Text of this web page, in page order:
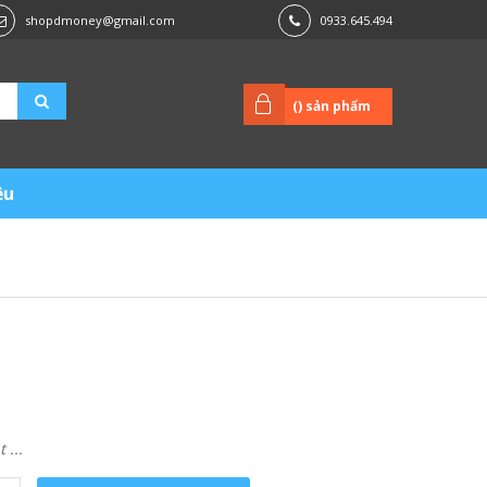
shopdmoney@gmail.com 0933.645.494
() sản phẩm
...